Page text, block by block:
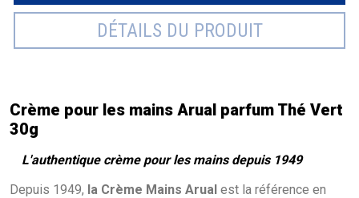
DÉTAILS DU PRODUIT
Crème pour les mains Arual parfum Thé Vert
30g
L'authentique crème pour les mains depuis 1949
Depuis 1949, la Crème Mains Arual est la référence en